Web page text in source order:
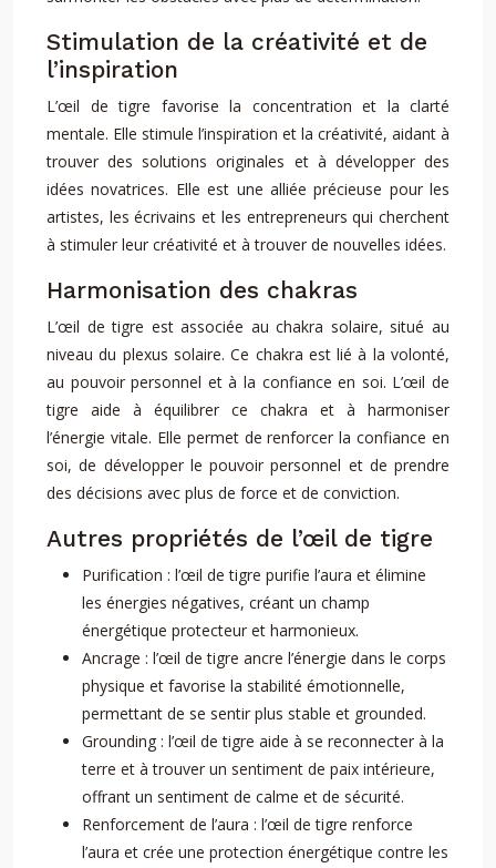
Stimulation de la créativité et de
l’inspiration
L’œil de tigre favorise la concentration et la clarté
mentale. Elle stimule l’inspiration et la créativité, aidant à
trouver des solutions originales et à développer des
idées novatrices. Elle est une alliée précieuse pour les
artistes, les écrivains et les entrepreneurs qui cherchent
à stimuler leur créativité et à trouver de nouvelles idées.
Harmonisation des chakras
L’œil de tigre est associée au chakra solaire, situé au
niveau du plexus solaire. Ce chakra est lié à la volonté,
au pouvoir personnel et à la confiance en soi. L’œil de
tigre aide à équilibrer ce chakra et à harmoniser
l’énergie vitale. Elle permet de renforcer la confiance en
soi, de développer le pouvoir personnel et de prendre
des décisions avec plus de force et de conviction.
Autres propriétés de l’œil de tigre
Purification : l’œil de tigre purifie l’aura et élimine
les énergies négatives, créant un champ
énergétique protecteur et harmonieux.
Ancrage : l’œil de tigre ancre l’énergie dans le corps
physique et favorise la stabilité émotionnelle,
permettant de se sentir plus stable et grounded.
Grounding : l’œil de tigre aide à se reconnecter à la
terre et à trouver un sentiment de paix intérieure,
offrant un sentiment de calme et de sécurité.
Renforcement de l’aura : l’œil de tigre renforce
l’aura et crée une protection énergétique contre les